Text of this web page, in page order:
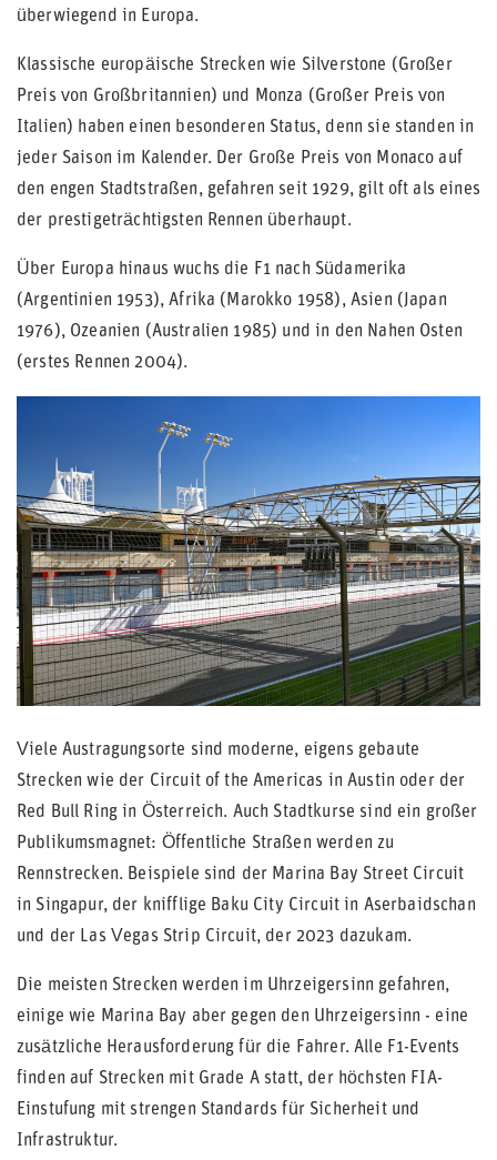
überwiegend in Europa.
Klassische europäische Strecken wie Silverstone (Großer
Preis von Großbritannien) und Monza (Großer Preis von
Italien) haben einen besonderen Status, denn sie standen in
jeder Saison im Kalender. Der Große Preis von Monaco auf
den engen Stadtstraßen, gefahren seit 1929, gilt oft als eines
der prestigeträchtigsten Rennen überhaupt.
Über Europa hinaus wuchs die F1 nach Südamerika
(Argentinien 1953), Afrika (Marokko 1958), Asien (Japan
1976), Ozeanien (Australien 1985) und in den Nahen Osten
(erstes Rennen 2004).
Viele Austragungsorte sind moderne, eigens gebaute
Strecken wie der Circuit of the Americas in Austin oder der
Red Bull Ring in Österreich. Auch Stadtkurse sind ein großer
Publikumsmagnet: Öffentliche Straßen werden zu
Rennstrecken. Beispiele sind der Marina Bay Street Circuit
in Singapur, der knifflige Baku City Circuit in Aserbaidschan
und der Las Vegas Strip Circuit, der 2023 dazukam.
Die meisten Strecken werden im Uhrzeigersinn gefahren,
einige wie Marina Bay aber gegen den Uhrzeigersinn - eine
zusätzliche Herausforderung für die Fahrer. Alle F1-Events
finden auf Strecken mit Grade A statt, der höchsten FIA-
Einstufung mit strengen Standards für Sicherheit und
Infrastruktur.